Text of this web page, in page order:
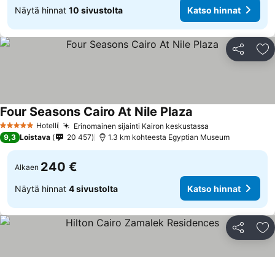
Näytä hinnat 10 sivustolta Katso hinnat
Jaa
5 Tähtiluokitus
Hotelli Erinomainen sijainti Kairon keskustassa
Four Seasons Cairo At Nile Plaza
9,3 Loistava 20 457 1.3 km kohteesta Egyptian Museum
Alkaen 240 €
Näytä hinnat 4 sivustolta Katso hinnat
Jaa